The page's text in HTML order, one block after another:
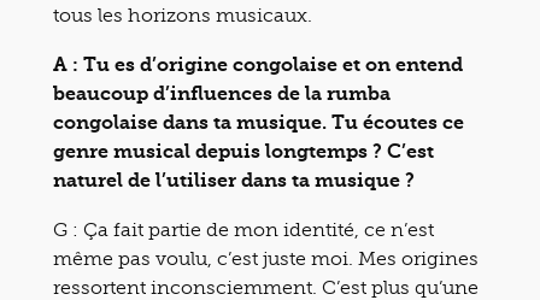
tous les horizons musicaux.
A : Tu es d’origine congolaise et on entend
beaucoup d’influences de la rumba
congolaise dans ta musique. Tu écoutes ce
genre musical depuis longtemps ? C’est
naturel de l’utiliser dans ta musique ?
G : Ça fait partie de mon identité, ce n’est
même pas voulu, c’est juste moi. Mes origines
ressortent inconsciemment. C’est plus qu’une